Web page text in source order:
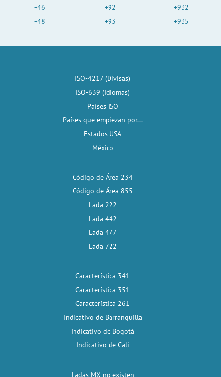
+46
+48
+92
+93
+932
+935
ISO-4217 (Divisas)
ISO-639 (Idiomas)
Países ISO
Países que empiezan por...
Estados USA
México
Código de Área 234
Código de Área 855
Lada 222
Lada 442
Lada 477
Lada 722
Característica 341
Característica 351
Característica 261
Indicativo de Barranquilla
Indicativo de Bogotá
Indicativo de Cali
Ladas MX no existen